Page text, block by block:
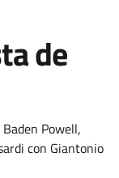
de
Powell,
con Giantonio